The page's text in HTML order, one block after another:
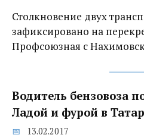
Столкновение двух
зафиксировано на
Профсоюзная с
Водитель бензовоза
Ладой и фурой в
13.02.2017